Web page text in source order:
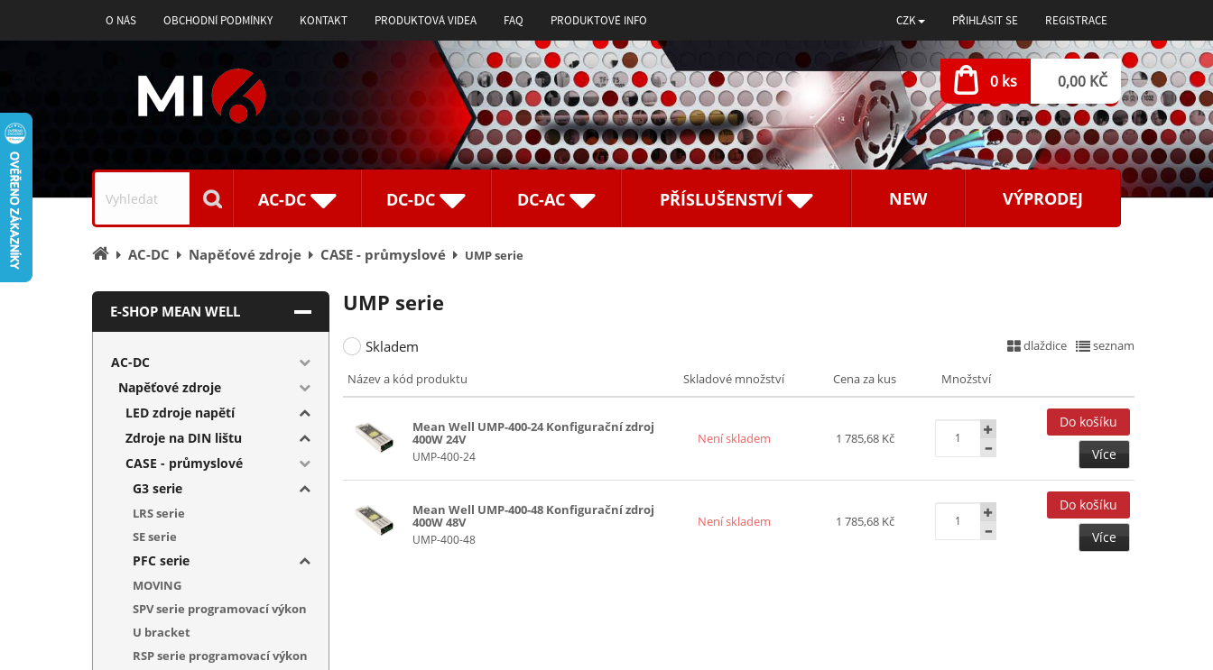
O NÁS OBCHODNÍ PODMÍNKY KONTAKT PRODUKTOVÁ VIDEA FAQ PRODUKTOVÉ INFO CZK PŘIHLÁSIT SE REGISTRACE
0 ks 0,00 KČ
Vyhledávání
AC-DC DC-DC DC-AC PŘÍSLUŠENSTVÍ NEW VÝPRODEJ
Úvodní
AC-DC Napěťové zdroje CASE - průmyslové UMP serie
UMP serie
Skladem dlaždice seznam
Název a kód produktu Skladové množství Cena za kus Množství
Mean Well UMP-400-24 Konfigurační zdroj
400W 24V
UMP-400-24
Není skladem 1 785,68 Kč
Více
Mean Well UMP-400-48 Konfigurační zdroj
400W 48V
UMP-400-48
Není skladem 1 785,68 Kč
Více
E-SHOP MEAN WELL
AC-DC
Napěťové zdroje
LED zdroje napětí
Zdroje na DIN lištu
CASE - průmyslové
G3 serie
LRS serie
SE serie
PFC serie
MOVING
SPV serie programovací výkon
U bracket
RSP serie programovací výkon